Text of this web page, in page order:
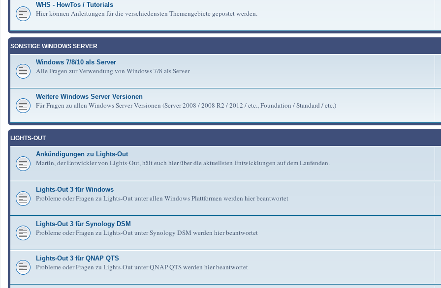
WHS - HowTos / Tutorials
Hier können Anleitungen für die verschiedensten Themengebiete gepostet werden.
SONSTIGE WINDOWS SERVER
Windows 7/8/10 als Server
Alle Fragen zur Verwendung von Windows 7/8 als Server
Weitere Windows Server Versionen
Für Fragen zu allen Windows Server Versionen (Server 2008 / 2008 R2 / 2012 / etc., Foundation / Standard / etc.)
LIGHTS-OUT
Ankündigungen zu Lights-Out
Martin, der Entwickler von Lights-Out, hält euch hier über die aktuellsten Entwicklungen auf dem Laufenden.
Lights-Out 3 für Windows
Probleme oder Fragen zu Lights-Out unter allen Windows Plattformen werden hier beantwortet
Lights-Out 3 für Synology DSM
Probleme oder Fragen zu Lights-Out unter Synology DSM werden hier beantwortet
Lights-Out 3 für QNAP QTS
Probleme oder Fragen zu Lights-Out unter QNAP QTS werden hier beantwortet